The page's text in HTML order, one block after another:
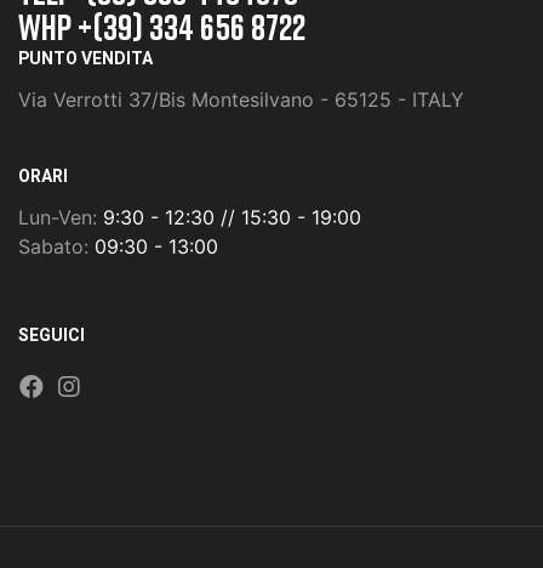
whp +(39) 334 656 8722
PUNTO VENDITA
Via Verrotti 37/Bis Montesilvano - 65125 - ITALY
ORARI
Lun-Ven: 9:30 - 12:30 // 15:30 - 19:00
Sabato: 09:30 - 13:00
SEGUICI